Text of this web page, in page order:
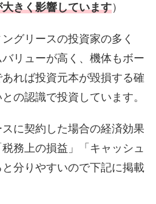
きく影響しています）
グリースの投資家の多く
リューが高く、機体もボー
れば投資元本が毀損する確
の認識で投資しています。
に契約した場合の経済効果
務上の損益」「キャッシュ
分りやすいので下記に掲載